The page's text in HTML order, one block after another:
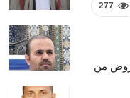
277
من